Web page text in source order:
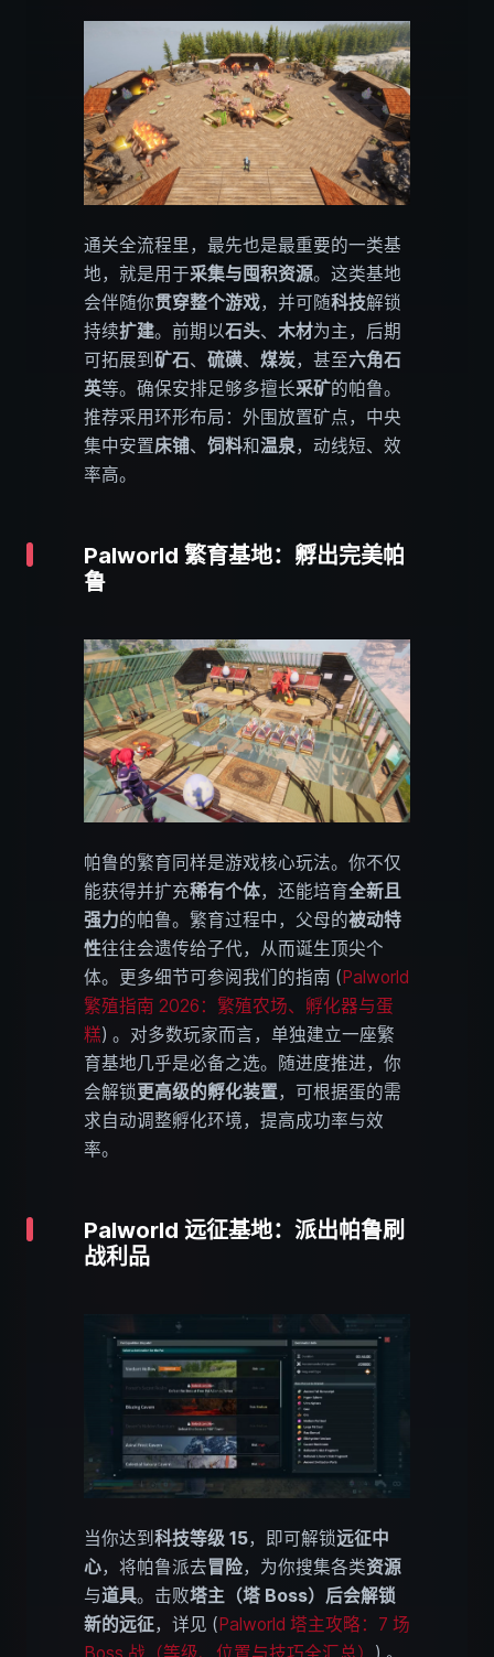
通关全流程里，最先也是最重要的一类基
地，就是用于采集与囤积资源。这类基地
会伴随你贯穿整个游戏，并可随科技解锁
持续扩建。前期以石头、 木材为主，后期
可拓展到 矿石、 硫磺、 煤炭，甚至六角石
英等。确保安排足够多擅长采矿的帕鲁。
推荐采用环形布局：外围放置矿点，中央
集中安置床铺、 饲料和温泉，动线短、效
率高。
Palworld 繁育基地：孵出完美帕
鲁
帕鲁的繁育同样是游戏核心玩法。你不仅
能获得并扩充稀有个体，还能培育全新且
强力的帕鲁。繁育过程中，父母的被动特
性往往会遗传给子代，从而诞生顶尖个
体。更多细节可参阅我们的指南 ( Palworld
繁殖指南 2026：繁殖农场、孵化器与蛋
糕) 。对多数玩家而言，单独建立一座繁
育基地几乎是必备之选。随进度推进，你
会解锁 更高级的孵化装置，可根据蛋的需
求自动调整孵化环境，提高成功率与效
率。
Palworld 远征基地：派出帕鲁刷
战利品
当你达到 科技等级 15，即可解锁远征中
心，将帕鲁派去冒险，为你搜集各类资源
与道具。击败塔主（塔 Boss） 后会解锁
新的远征，详见 (Palworld 塔主攻略：7 场
Boss 战（等级、位置与技巧全汇总） ) 。